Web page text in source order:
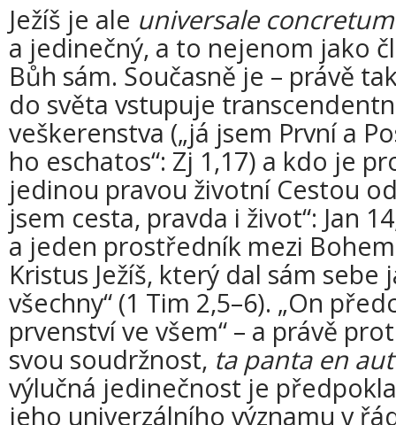
Ježíš je ale universale concretum
a jedinečný, a to nejenom jako
Bůh sám. Současně je – právě
do světa vstupuje
veškerenstva („já jsem První a
ho eschatos“: Zj 1,17) a kdo je
jedinou pravou životní Cestou
jsem cesta, pravda i život“: Jan
a jeden prostředník mezi
Kristus Ježíš, který dal sám sebe
všechny“ (1 Tim 2,5–6). „On
prvenství ve všem“ – a právě
svou soudržnost, ta panta en
výlučná jedinečnost je
jeho univerzálního významu v